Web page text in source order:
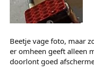
Beetje vage foto, maar
er omheen geeft alleen
doorlont goed